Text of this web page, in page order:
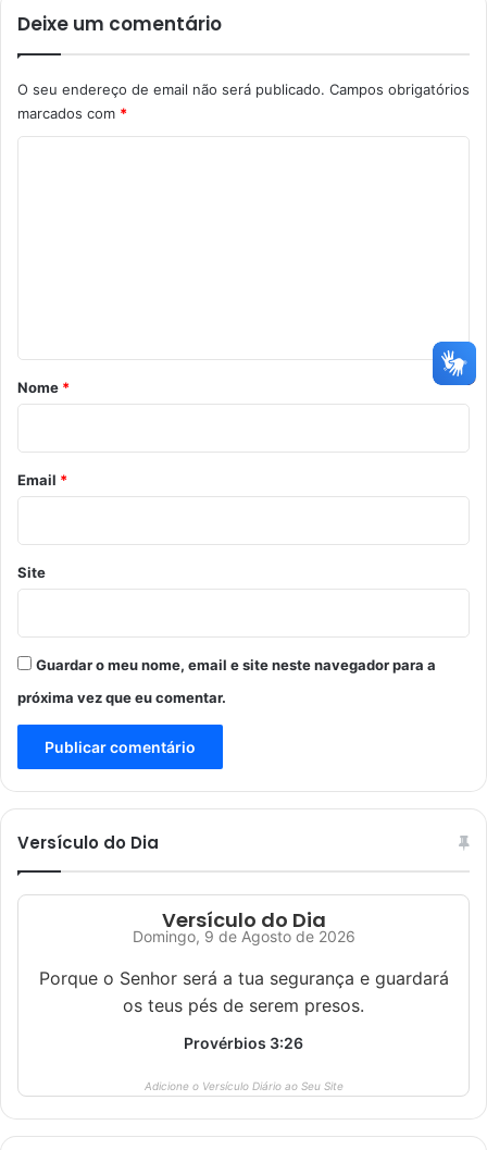
Deixe um comentário
O seu endereço de email não será publicado. Campos obrigatórios
marcados com *
r
o
*
Nome *
Email *
Site
Guardar o meu nome, email e site neste navegador para a
próxima vez que eu comentar.
Versículo do Dia
Versículo do Dia
Domingo, 9 de Agosto de 2026
Porque o Senhor será a tua segurança e guardará
os teus pés de serem presos.
Provérbios 3:26
Adicione o Versículo Diário ao Seu Site